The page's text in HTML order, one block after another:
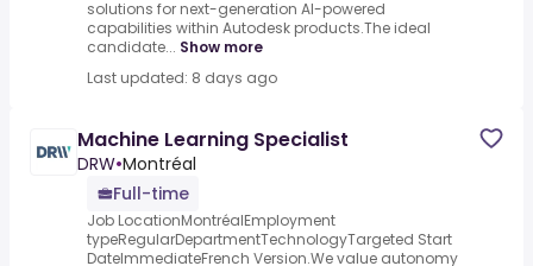
solutions for next-generation AI-powered
capabilities within Autodesk products.The ideal
candidate... Show more
Last updated: 8 days ago
Machine Learning Specialist
DRW•Montréal
Full-time
Job LocationMontréalEmployment
typeRegularDepartmentTechnologyTargeted Start
DateImmediateFrench Version.We value autonomy